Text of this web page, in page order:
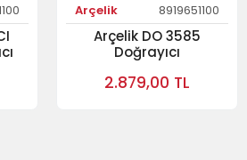
Arçelik 8919651100
Arçelik DO 3585
Doğrayıcı
2.879,00 TL